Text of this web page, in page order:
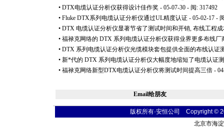
• DTX电缆认证分析仪获得设计佳作奖 - 05-07-30 - 阅: 317492
• Fluke DTX系列电缆认证分析仪通过UL精度认证 - 05-02-17 -
• DTX 电缆认证分析仪显著节省了测试时间和开销, 布线工程
• 福禄克网络的 DTX 系列电缆认证分析仪获得业界更多布线厂
• DTX 系列电缆认证分析仪光缆模块套包提供全面的布线认证
• 新*代的 DTX 系列电缆认证分析仪大幅度地缩短了电缆认证
• 福禄克网络新型DTX电缆认证分析仪将测试时间提高三倍 -
Email给朋友
版权所有·安恒公司 Copyright ©
北京市海